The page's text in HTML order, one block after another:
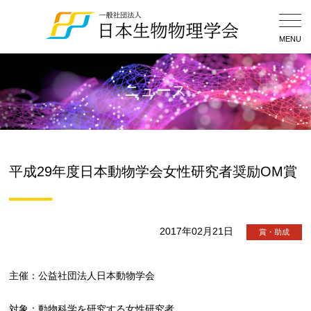
MENU
ニュース
平成29年度日本動物学会女性研究者奨励OM賞
2017年02月21日 賞・助成
主催：公益社団法人日本動物学会